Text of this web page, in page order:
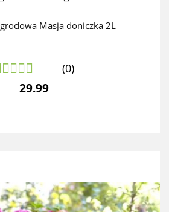
Masja doniczka 2L
(0)
29.99